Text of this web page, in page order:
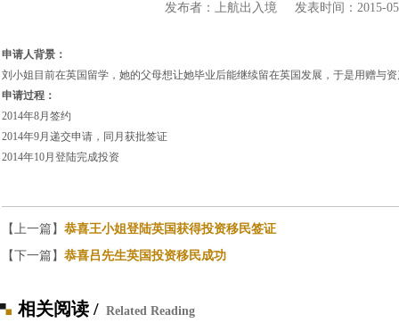
发布者：上航出入境 发表时间：2015-
申请人背景：
刘小姐目前在英国留学，她的父母想让她毕业后能继续留在英国发展，于是用赠与
申请过程：
2014年8月签约
2014年9月递交申请，同月获批签证
2014年10月登陆完成投资
【上一篇】 恭喜王小姐登陆英国获得投资移民签证
【下一篇】 恭喜吕先生英国投资移民成功
相关阅读 / Related Reading